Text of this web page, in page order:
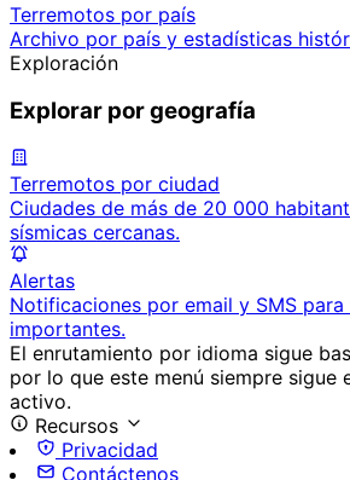
Terremotos por país
Archivo por país y estadísticas
Exploración
Explorar por geografía
Terremotos por ciudad
Ciudades de más de 20 000
sísmicas cercanas.
Alertas
Notificaciones por email y SMS
importantes.
El enrutamiento por idioma sigue
por lo que este menú siempre sigue
activo.
Recursos
Privacidad
Contáctenos